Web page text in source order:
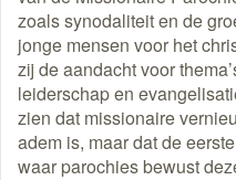
zoals synodaliteit en de
jonge mensen voor het
zij de aandacht voor
leiderschap en
zien dat missionaire
adem is, maar dat de
waar parochies bewust